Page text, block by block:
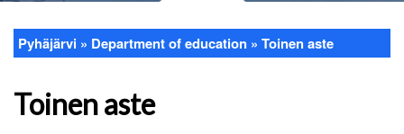
Breadcrumb
Pyhäjärvi Department of education Toinen aste
Toinen aste